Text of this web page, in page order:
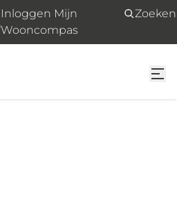
Inloggen Mijn
Wooncompas
Zoeken